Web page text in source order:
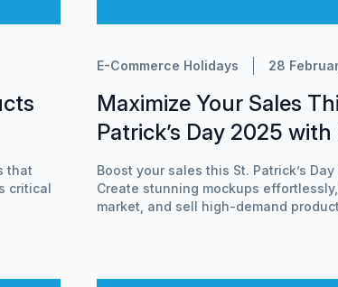
that
critical
E-Commerce Holidays 28
Maximize Your Sales
Patrick’s Day 2025
Boost your sales this St. Patrick’s
Create stunning mockups
market, and sell high-demand